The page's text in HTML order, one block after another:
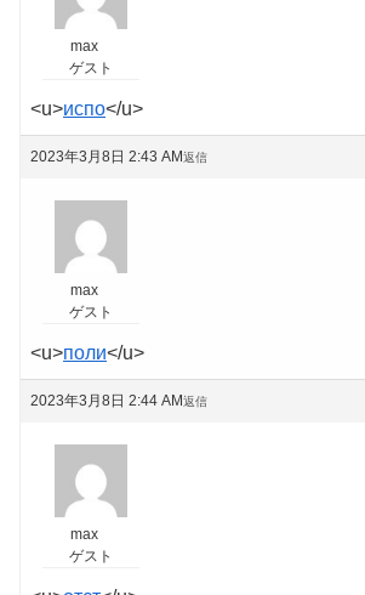
max
ゲスト
<u>испо</u>
2023年3月8日 2:43 AM返信
max
ゲスト
<u>поли</u>
2023年3月8日 2:44 AM返信
max
ゲスト